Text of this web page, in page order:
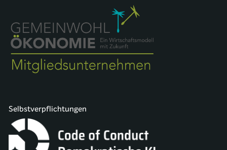
Selbstverpflichtungen